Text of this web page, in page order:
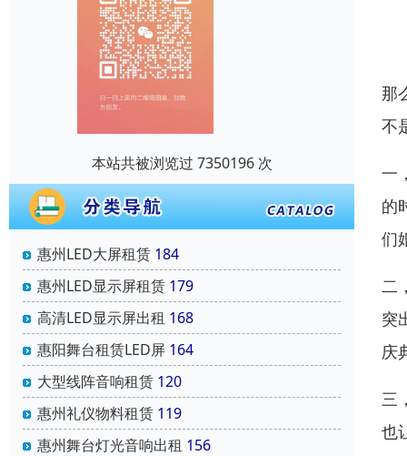
本站共被浏览过 7350196 次
惠州LED大屏租赁 184
惠州LED显示屏租赁 179
高清LED显示屏出租 168
惠阳舞台租赁LED屏 164
大型线阵音响租赁 120
惠州礼仪物料租赁 119
惠州舞台灯光音响出租 156
那
不
一
的
们
二
突
庆
三
也